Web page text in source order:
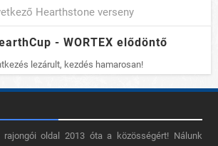
Hearthstone verseny
- WORTEX elődöntő
lezárult, kezdés hamarosan!
rajongói oldal 2013 óta a közösségért! Nálunk